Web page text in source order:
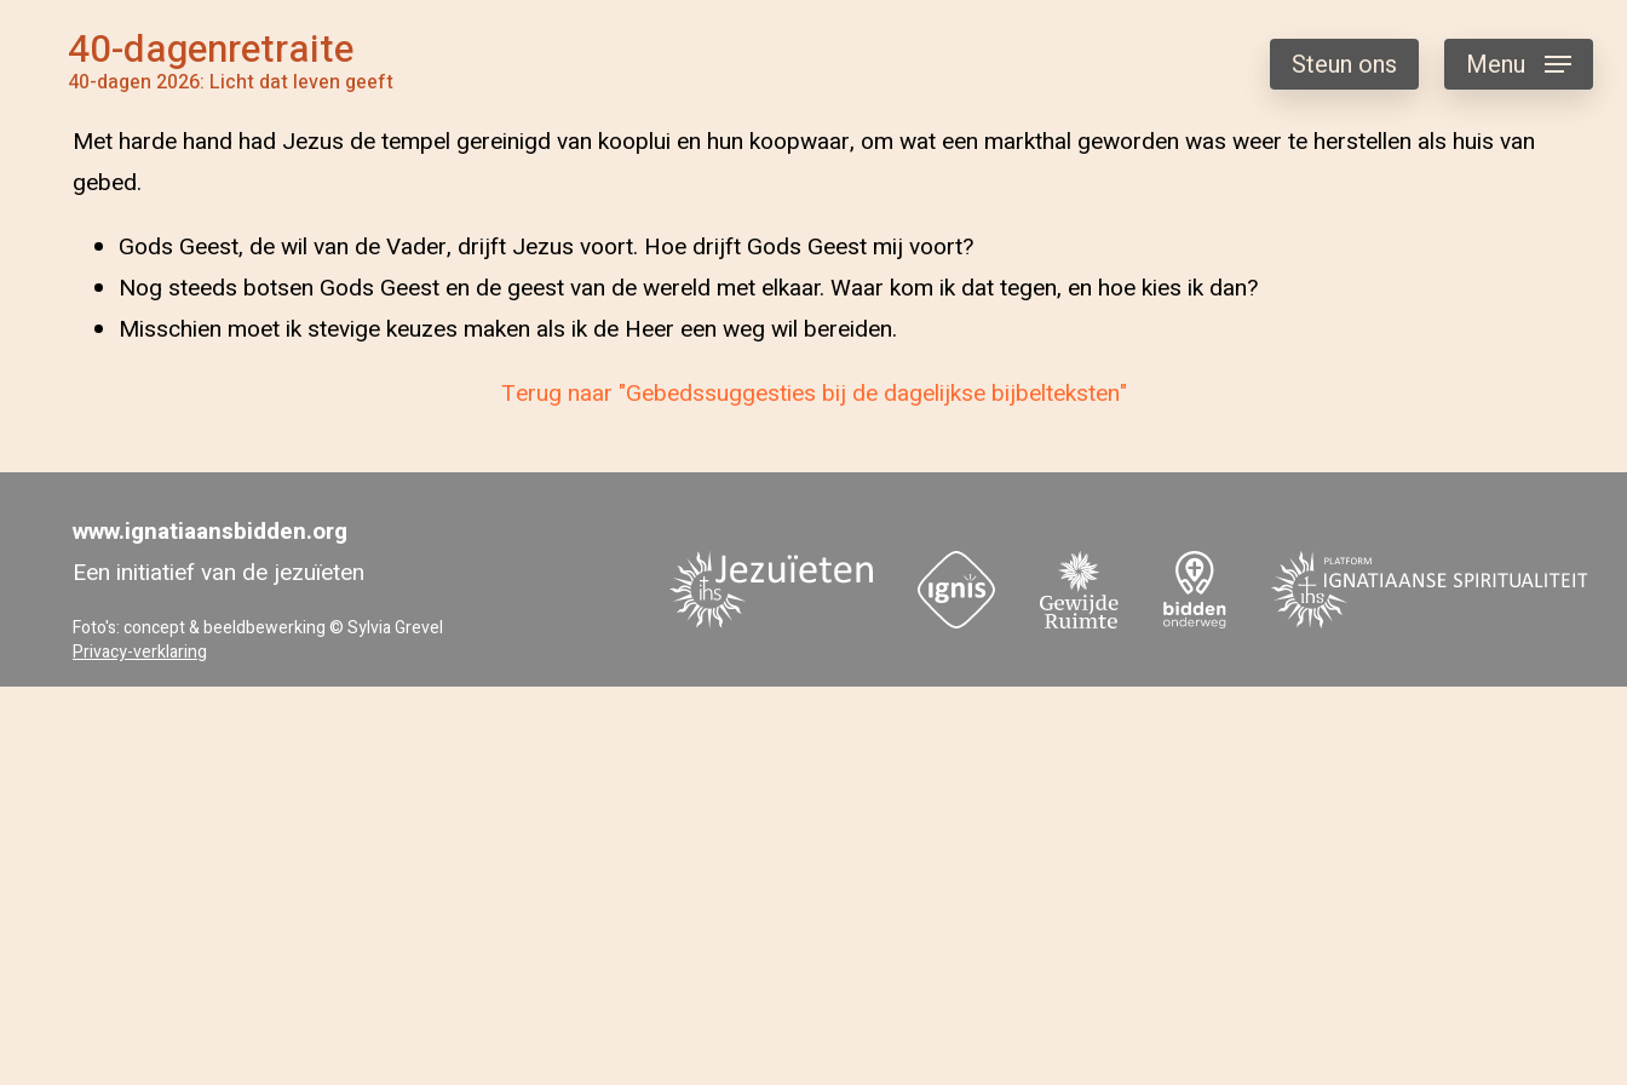
40-dagenretraite
40-dagen 2026: Licht dat leven geeft Steun ons Menu
Met harde hand had Jezus de tempel gereinigd van kooplui en hun koopwaar, om wat een markthal geworden was weer te herstellen als huis van
gebed.
Gods Geest, de wil van de Vader, drijft Jezus voort. Hoe drijft Gods Geest mij voort?
Nog steeds botsen Gods Geest en de geest van de wereld met elkaar. Waar kom ik dat tegen, en hoe kies ik dan?
Misschien moet ik stevige keuzes maken als ik de Heer een weg wil bereiden.
Terug naar "Gebedssuggesties bij de dagelijkse bijbelteksten"
www.ignatiaansbidden.org
Een initiatief van de jezuïeten
Foto's: concept & beeldbewerking © Sylvia Grevel
Privacy-verklaring